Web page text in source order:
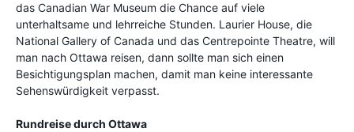
das Canadian War Museum die Chance auf viele
unterhaltsame und lehrreiche Stunden. Laurier House, die
National Gallery of Canada und das Centrepointe Theatre, will
man nach Ottawa reisen, dann sollte man sich einen
Besichtigungsplan machen, damit man keine interessante
Sehenswürdigkeit verpasst.
Rundreise durch Ottawa